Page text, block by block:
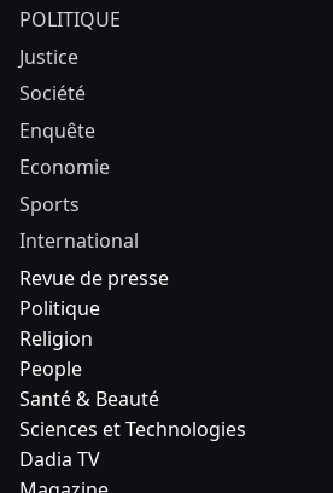
POLITIQUE
Justice
Société
Enquête
Economie
Sports
International
Revue de presse
Politique
Religion
People
Santé & Beauté
Sciences et Technologies
Dadia TV